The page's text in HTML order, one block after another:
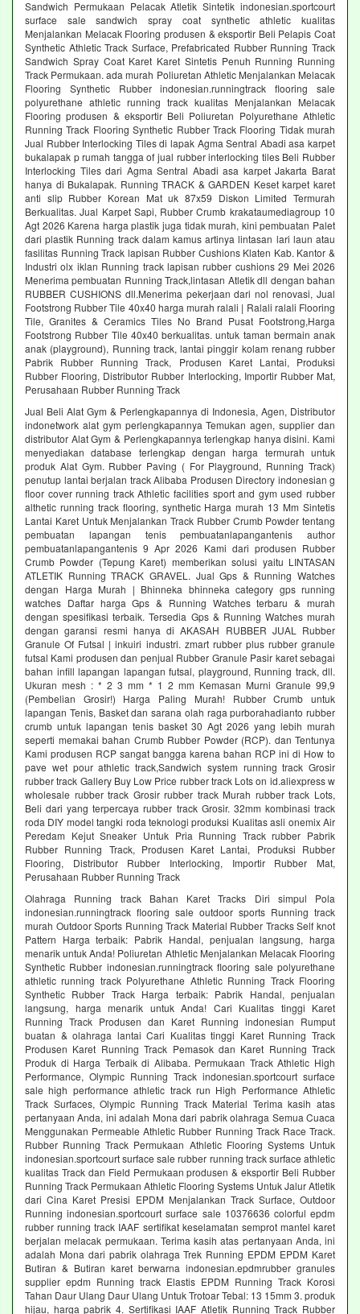
Sandwich Permukaan Pelacak Atletik Sintetik indonesian.sportcourt
surface sale sandwich spray coat synthetic athletic kualitas
Menjalankan Melacak Flooring produsen & eksportir Beli Pelapis Coat
Synthetic Athletic Track Surface, Prefabricated Rubber Running Track
Sandwich Spray Coat Karet Karet Sintetis Penuh Running Running
Track Permukaan. ada murah Poliuretan Athletic Menjalankan Melacak
Flooring Synthetic Rubber indonesian.runningtrack flooring sale
polyurethane athletic running track kualitas Menjalankan Melacak
Flooring produsen & eksportir Beli Poliuretan Polyurethane Athletic
Running Track Flooring Synthetic Rubber Track Flooring Tidak murah
Jual Rubber Interlocking Tiles di lapak Agma Sentral Abadi asa karpet
bukalapak p rumah tangga of jual rubber interlocking tiles Beli Rubber
Interlocking Tiles dari Agma Sentral Abadi asa karpet Jakarta Barat
hanya di Bukalapak. Running TRACK & GARDEN Keset karpet karet
anti slip Rubber Korean Mat uk 87x59 Diskon Limited Termurah
Berkualitas. Jual Karpet Sapi, Rubber Crumb krakataumediagroup 10
Agt 2026 Karena harga plastik juga tidak murah, kini pembuatan Palet
dari plastik Running track dalam kamus artinya lintasan lari laun atau
fasilitas Running Track lapisan Rubber Cushions Klaten Kab. Kantor &
Industri olx iklan Running track lapisan rubber cushions 29 Mei 2026
Menerima pembuatan Running Track,lintasan Atletik dll dengan bahan
RUBBER CUSHIONS dll.Menerima pekerjaan dari nol renovasi, Jual
Footstrong Rubber Tile 40x40 harga murah ralali | Ralali ralali Flooring
Tile, Granites & Ceramics Tiles No Brand Pusat Footstrong,Harga
Footstrong Rubber Tile 40x40 berkualitas. untuk taman bermain anak
anak (playground), Running track, lantai pinggir kolam renang rubber
Pabrik Rubber Running Track, Produsen Karet Lantai, Produksi
Rubber Flooring, Distributor Rubber Interlocking, Importir Rubber Mat,
Perusahaan Rubber Running Track
Jual Beli Alat Gym & Perlengkapannya di Indonesia, Agen, Distributor
indonetwork alat gym perlengkapannya Temukan agen, supplier dan
distributor Alat Gym & Perlengkapannya terlengkap hanya disini. Kami
menyediakan database terlengkap dengan harga termurah untuk
produk Alat Gym. Rubber Paving ( For Playground, Running Track)
penutup lantai berjalan track Alibaba Produsen Directory indonesian g
floor cover running track Athletic facilities sport and gym used rubber
althetic running track flooring, synthetic Harga murah 13 Mm Sintetis
Lantai Karet Untuk Menjalankan Track Rubber Crumb Powder tentang
pembuatan lapangan tenis pembuatanlapangantenis author
pembuatanlapangantenis 9 Apr 2026 Kami dari produsen Rubber
Crumb Powder (Tepung Karet) memberikan solusi yaitu LINTASAN
ATLETIK Running TRACK GRAVEL. Jual Gps & Running Watches
dengan Harga Murah | Bhinneka bhinneka category gps running
watches Daftar harga Gps & Running Watches terbaru & murah
dengan spesifikasi terbaik. Tersedia Gps & Running Watches murah
dengan garansi resmi hanya di AKASAH RUBBER JUAL Rubber
Granule Of Futsal | inkuiri industri. zmart rubber plus rubber granule
futsal Kami produsen dan penjual Rubber Granule Pasir karet sebagai
bahan infill lapangan lapangan futsal, playground, Running track, dll.
Ukuran mesh : * 2 3 mm * 1 2 mm Kemasan Murni Granule 99,9
(Pembelian Grosir!) Harga Paling Murah! Rubber Crumb untuk
lapangan Tenis, Basket dan sarana olah raga purborahadianto rubber
crumb untuk lapangan tenis basket 30 Agt 2026 yang lebih murah
seperti memakai bahan Crumb Rubber Powder (RCP). dan Tentunya
Kami produsen RCP sangat bangga karena bahan RCP ini di How to
pave wet pour athletic track,Sandwich system running track Grosir
rubber track Gallery Buy Low Price rubber track Lots on id.aliexpress w
wholesale rubber track Grosir rubber track Murah rubber track Lots,
Beli dari yang terpercaya rubber track Grosir. 32mm kombinasi track
roda DIY model tangki roda teknologi produksi Kualitas asli onemix Air
Peredam Kejut Sneaker Untuk Pria Running Track rubber Pabrik
Rubber Running Track, Produsen Karet Lantai, Produksi Rubber
Flooring, Distributor Rubber Interlocking, Importir Rubber Mat,
Perusahaan Rubber Running Track
Olahraga Running track Bahan Karet Tracks Diri simpul Pola
indonesian.runningtrack flooring sale outdoor sports Running track
murah Outdoor Sports Running Track Material Rubber Tracks Self knot
Pattern Harga terbaik: Pabrik Handal, penjualan langsung, harga
menarik untuk Anda! Poliuretan Athletic Menjalankan Melacak Flooring
Synthetic Rubber indonesian.runningtrack flooring sale polyurethane
athletic running track Polyurethane Athletic Running Track Flooring
Synthetic Rubber Track Harga terbaik: Pabrik Handal, penjualan
langsung, harga menarik untuk Anda! Cari Kualitas tinggi Karet
Running Track Produsen dan Karet Running indonesian Rumput
buatan & olahraga lantai Cari Kualitas tinggi Karet Running Track
Produsen Karet Running Track Pemasok dan Karet Running Track
Produk di Harga Terbaik di Alibaba. Permukaan Track Athletic High
Performance, Olympic Running Track indonesian.sportcourt surface
sale high performance athletic track run High Performance Athletic
Track Surfaces, Olympic Running Track Material Terima kasih atas
pertanyaan Anda, ini adalah Mona dari pabrik olahraga Semua Cuaca
Menggunakan Permeable Athletic Rubber Running Track Race Track.
Rubber Running Track Permukaan Athletic Flooring Systems Untuk
indonesian.sportcourt surface sale rubber running track surface athletic
kualitas Track dan Field Permukaan produsen & eksportir Beli Rubber
Running Track Permukaan Athletic Flooring Systems Untuk Jalur Atletik
dari Cina Karet Presisi EPDM Menjalankan Track Surface, Outdoor
Running indonesian.sportcourt surface sale 10376636 colorful epdm
rubber running track IAAF sertifikat keselamatan semprot mantel karet
berjalan melacak permukaan. Terima kasih atas pertanyaan Anda, ini
adalah Mona dari pabrik olahraga Trek Running EPDM EPDM Karet
Butiran & Butiran karet berwarna indonesian.epdmrubber granules
supplier epdm Running track Elastis EPDM Running Track Korosi
Tahan Daur Ulang Daur Ulang Untuk Trotoar Tebal: 13 15mm 3. produk
hijau, harga pabrik 4. Sertifikasi IAAF Atletik Running Track Rubber